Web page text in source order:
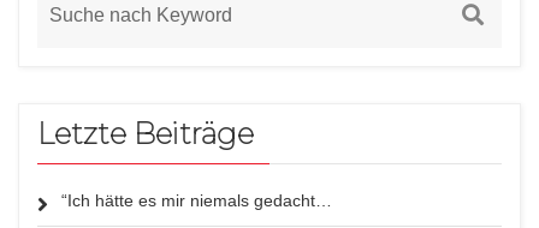
Letzte Beiträge
“Ich hätte es mir niemals gedacht…